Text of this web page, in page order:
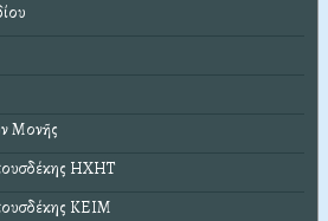
Μονῆς
ΗΧΗΤ
ΚΕΙΜ